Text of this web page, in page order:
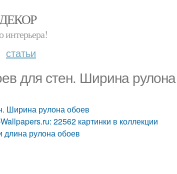
интерьера!
статьи
для стен. Ширина
Ширина рулона обоев
22562 картинки в коллекции
рулона обоев